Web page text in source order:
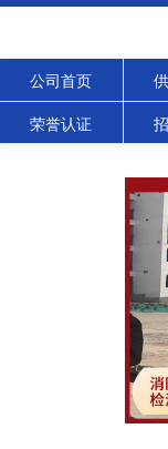
公司首页
荣誉认证